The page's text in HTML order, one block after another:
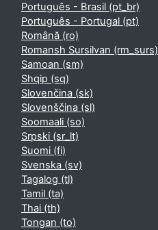
Português - Brasil ‎(pt_br)‎
Português - Portugal ‎(pt)‎
Română ‎(ro)‎
Romansh Sursilvan ‎(rm_surs)‎
Samoan ‎(sm)‎
Shqip ‎(sq)‎
Slovenčina ‎(sk)‎
Slovenščina ‎(sl)‎
Soomaali ‎(so)‎
Srpski ‎(sr_lt)‎
Suomi ‎(fi)‎
Svenska ‎(sv)‎
Tagalog ‎(tl)‎
Tamil ‎(ta)‎
Thai ‎(th)‎
Tongan ‎(to)‎